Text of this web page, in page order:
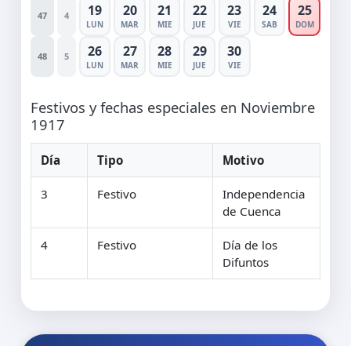
47 4 19
LUN
20
MAR
21
MIE
22
JUE
23
VIE
24
SAB
25
DOM
48 5 26
LUN
27
MAR
28
MIE
29
JUE
30
VIE
Festivos y fechas especiales en Noviembre
1917
Día Tipo Motivo
3 Festivo
Independencia
de Cuenca
4 Festivo
Día de los
Difuntos